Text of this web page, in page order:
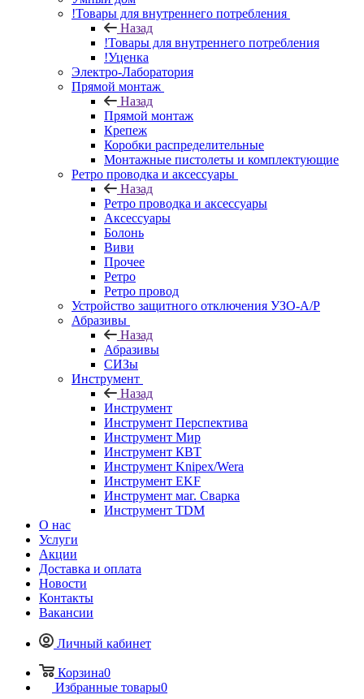
!Товары для внутреннего потребления
Назад
!Товары для внутреннего потребления
!Уценка
Электро-Лаборатория
Прямой монтаж
Назад
Прямой монтаж
Крепеж
Коробки распределительные
Монтажные пистолеты и комплектующие
Ретро проводка и аксессуары
Назад
Ретро проводка и аксессуары
Аксессуары
Болонь
Виви
Прочее
Ретро
Ретро провод
Устройство защитного отключения УЗО-А/Р
Абразивы
Назад
Абразивы
СИЗы
Инструмент
Назад
Инструмент
Инструмент Перспектива
Инструмент Мир
Инструмент КВТ
Инструмент Knipex/Wera
Инструмент EKF
Инструмент маг. Сварка
Инструмент TDM
О нас
Услуги
Акции
Доставка и оплата
Новости
Контакты
Вакансии
Личный кабинет
Корзина0
Избранные товары0